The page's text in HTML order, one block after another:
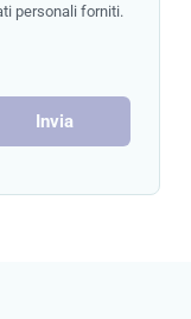
personali forniti.
Invia